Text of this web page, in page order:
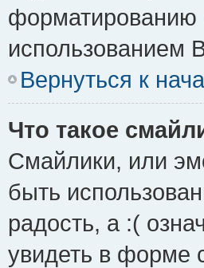
форматированию
использованием
Вернуться к
Что такое
Смайлики, или
быть
радость, а :(
увидеть в форме